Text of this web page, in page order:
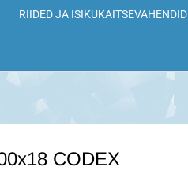
RIIDED JA ISIKUKAITSEVAHENDID
CODEX